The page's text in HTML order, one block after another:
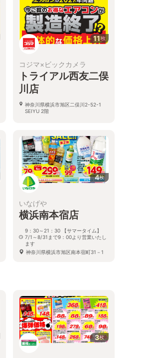
11枚
コジマ×ビックカメラ
トライアル西友二俣
川店
神奈川県横浜市旭区二俣川2-52-1
SEIYU 2階
4枚
いなげや
横浜南本宿店
9：30～21：30 【サマータイム】
7/1～8/31まで9：00より営業いたし
ます
神奈川県横浜市旭区南本宿町31－1
3枚